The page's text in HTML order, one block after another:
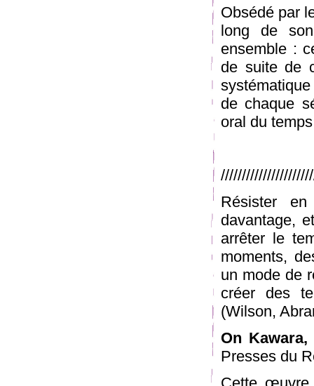
Obsédé par
long de
ensemble :
de suite de
de chaque
oral du
Résister
davantage,
arrêter le
moments,
un mode de
créer des
(Wilson,
On Kawara,
Presses du